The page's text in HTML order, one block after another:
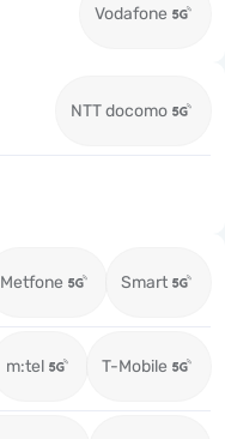
Vodafone
NTT docomo
Metfone Smart
m:tel T-Mobile